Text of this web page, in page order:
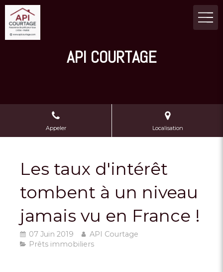
API COURTAGE
Appeler Localisation
Les taux d'intérêt
tombent à un niveau
jamais vu en France !
07 Juin 2019
API Courtage
Prêts immobiliers